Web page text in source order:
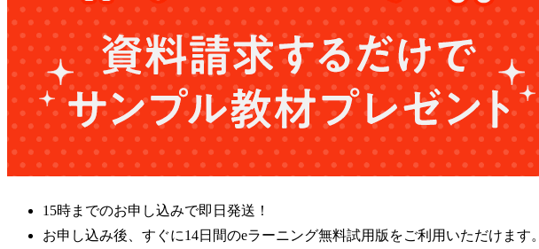
15時までのお申し込みで即日発送！
お申し込み後、すぐに14日間のeラーニング無料試用版をご利用いただけます。